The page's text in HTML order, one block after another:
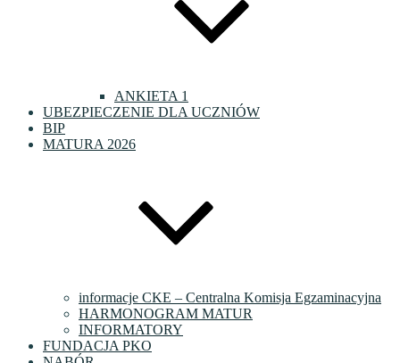
ANKIETA 1
UBEZPIECZENIE DLA UCZNIÓW
BIP
MATURA 2026
informacje CKE – Centralna Komisja Egzaminacyjna
HARMONOGRAM MATUR
INFORMATORY
FUNDACJA PKO